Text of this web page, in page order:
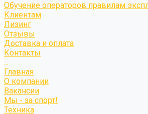
Обучение операторов правилам
Клиентам
Лизинг
Отзывы
Доставка и оплата
Контакты
...
Главная
О компании
Вакансии
Мы - за спорт!
Техника